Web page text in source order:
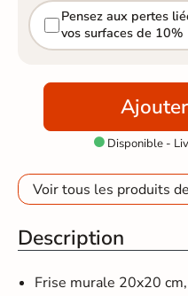
Pensez aux pertes
vos surfaces de 10%
Disponible -
Voir tous les produits
Description
Frise murale 20x20